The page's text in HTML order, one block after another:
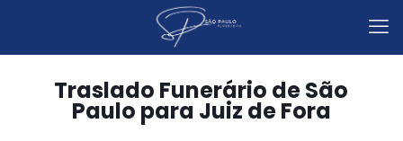
Traslado Funerário de São
Paulo para Juiz de Fora